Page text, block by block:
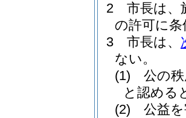
2
市長は、
の許可に
3
市長は、
ない。
(1)
公の
と認める
(2)
公益